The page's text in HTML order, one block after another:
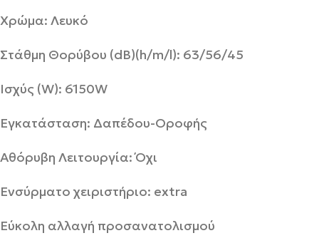
Χρώμα: Λευκό
Στάθμη Θορύβου (dB)(h/m/l): 63/56/45
Ισχύς (W): 6150W
Εγκατάσταση: Δαπέδου-Οροφής
Αθόρυβη Λειτουργία: Όχι
Ενσύρματο χειριστήριο: extra
Εύκολη αλλαγή προσανατολισμού